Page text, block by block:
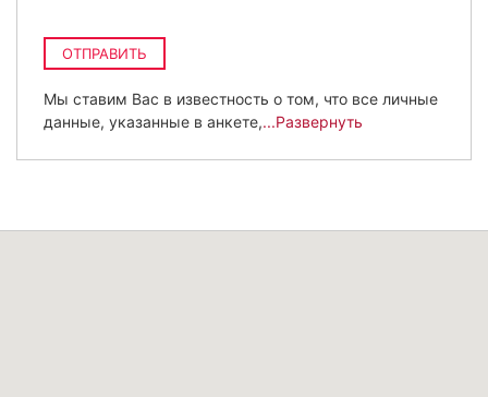
ОТПРАВИТЬ
Мы ставим Вас в известность о том, что все личные
данные, указанные в анкете,...Развернуть